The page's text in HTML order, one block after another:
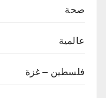
صحة
عالمية
فلسطين – غزة